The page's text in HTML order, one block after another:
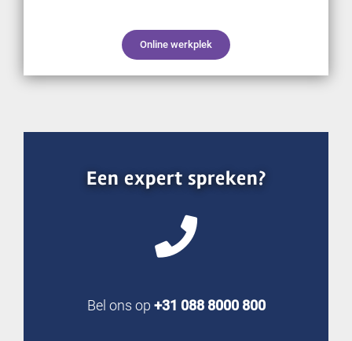
Online werkplek
Een expert spreken?
Bel ons op +31 088 8000 800